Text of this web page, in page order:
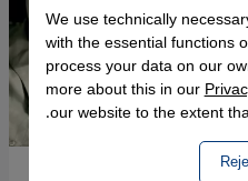
We use technically
with the essential functions
process your data on our
more about this in our
our website to the extent